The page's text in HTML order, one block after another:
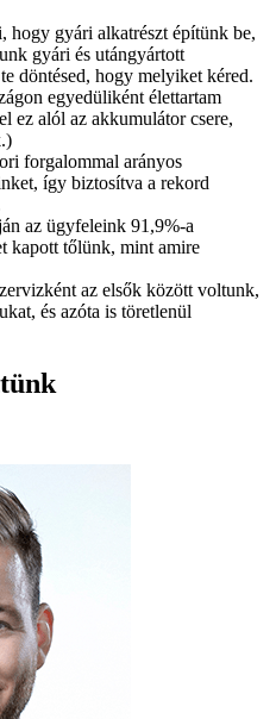
hogy gyári alkatrészt építünk be,
gyári és utángyártott
döntésed, hogy melyiket kéred.
egyedüliként élettartam
ez alól az akkumulátor csere,
forgalommal arányos
így biztosítva a rekord
az ügyfeleink 91,9%-a
kapott tőlünk, mint amire
az elsők között voltunk,
és azóta is töretlenül